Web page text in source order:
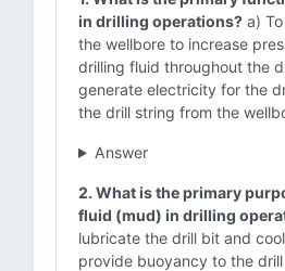
in drilling operations? a)
the wellbore to increase
drilling fluid throughout the
generate electricity for the
the drill string from the
Answer
2. What is the primary
fluid (mud) in drilling
lubricate the drill bit and
provide buoyancy to the